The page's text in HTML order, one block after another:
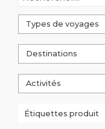
Types de voyages
Destinations
Activités